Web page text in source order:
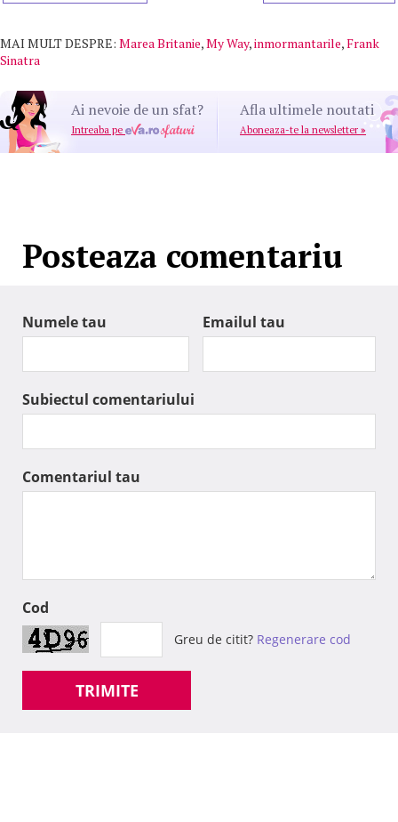
MAI MULT DESPRE: Marea Britanie,My Way,inmormantarile,Frank
Sinatra
Ai nevoie de un sfat?
Intreaba pe
Afla ultimele noutati
Aboneaza-te la newsletter »
Posteaza comentariu
Numele tau Emailul tau
Subiectul comentariului
Comentariul tau
Cod
Greu de citit? Regenerare cod
TRIMITE